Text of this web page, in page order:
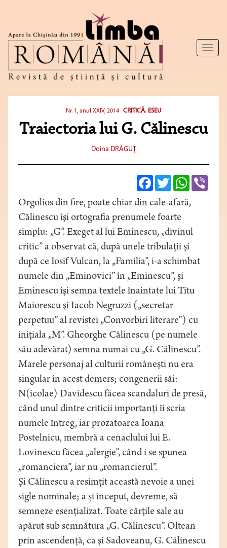
Toggle
Nr. 1, anul XXIV, 2014 CRITICĂ. ESEU
Traiectoria lui G. Călinescu
Doina DRĂGUŢ
FacebookTwitterWhatsApp
Orgolios din fire, poate chiar din cale-afară,
Călinescu îşi ortografia prenumele foarte
simplu: „G”. Exeget al lui Eminescu, „divinul
critic” a observat că, după unele tribulaţii şi
după ce Iosif Vulcan, la „Familia”, i-a schimbat
numele din „Eminovici” în „Eminescu”, şi
Eminescu îşi semna textele înaintate lui Titu
Maiorescu şi Iacob Negruzzi („secretar
perpetuu” al revistei „Convorbiri literare”) cu
iniţiala „M”. Gheorghe Călinescu (pe numele
său adevărat) semna numai cu „G. Călinescu”.
Marele personaj al culturii româneşti nu era
singular în acest demers; congenerii săi:
N(icolae) Davidescu făcea scandaluri de presă,
când unul dintre criticii importanţi îi scria
numele întreg, iar prozatoarea Ioana
Postelnicu, membră a cenaclului lui E.
Lovinescu făcea „alergie”, când i se spunea
„romanciera”, iar nu „romancierul”.
Şi Călinescu a resimţit această nevoie a unei
sigle nominale; a şi început, devreme, să
semneze esenţializat. Toate cărţile sale au
apărut sub semnătura „G. Călinescu”. Oltean
prin ascendenţă, ca şi Sadoveanu, G. Călinescu